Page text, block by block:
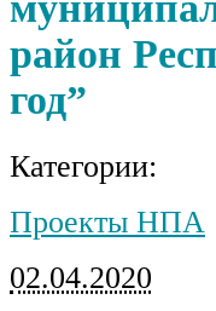
район
год”
Категории:
Проекты НПА
02.04.2020